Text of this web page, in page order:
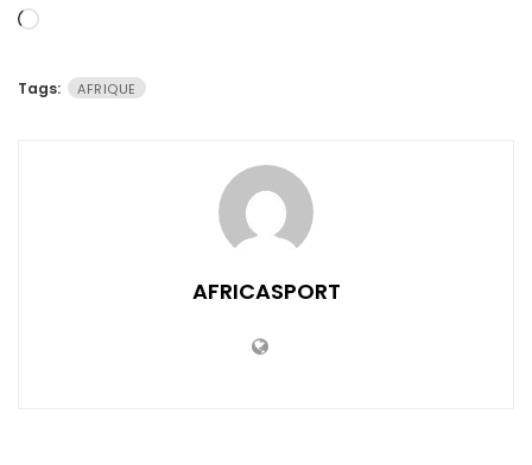
Chargement…
Tags: AFRIQUE
AFRICASPORT